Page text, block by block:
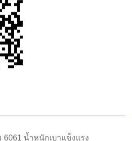
6061 น้ำหนักเบาแข็งแรง